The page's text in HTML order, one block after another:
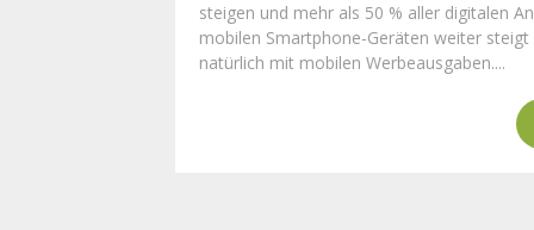
steigen und mehr als 50 % aller digitalen
mobilen Smartphone-Geräten weiter
natürlich mit mobilen Werbeausgaben....